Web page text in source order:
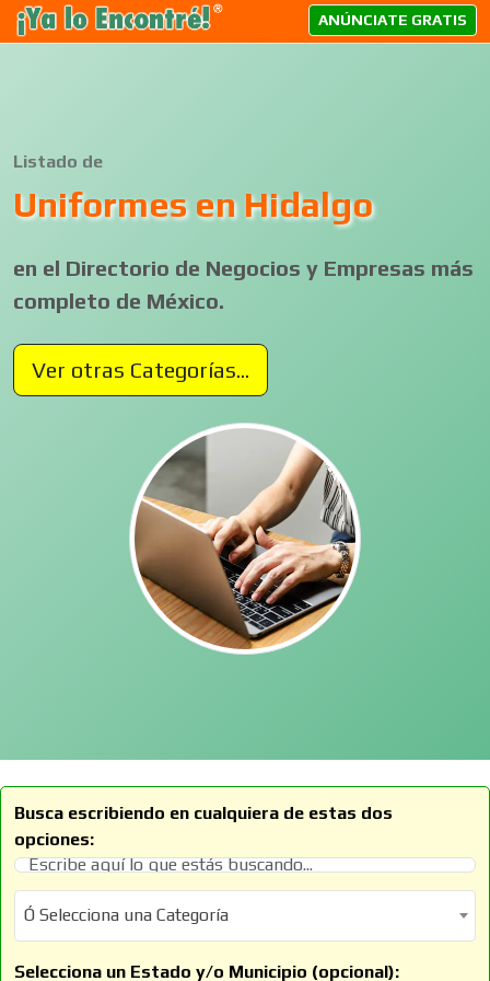
ANÚNCIATE GRATIS
Listado de
Uniformes en Hidalgo
en el Directorio de Negocios y Empresas más
completo de México.
Ver otras Categorías...
Busca escribiendo en cualquiera de estas dos
opciones:
Ó Selecciona una Categoría
Ó Selecciona una Categoría
Selecciona un Estado y/o Municipio (opcional):